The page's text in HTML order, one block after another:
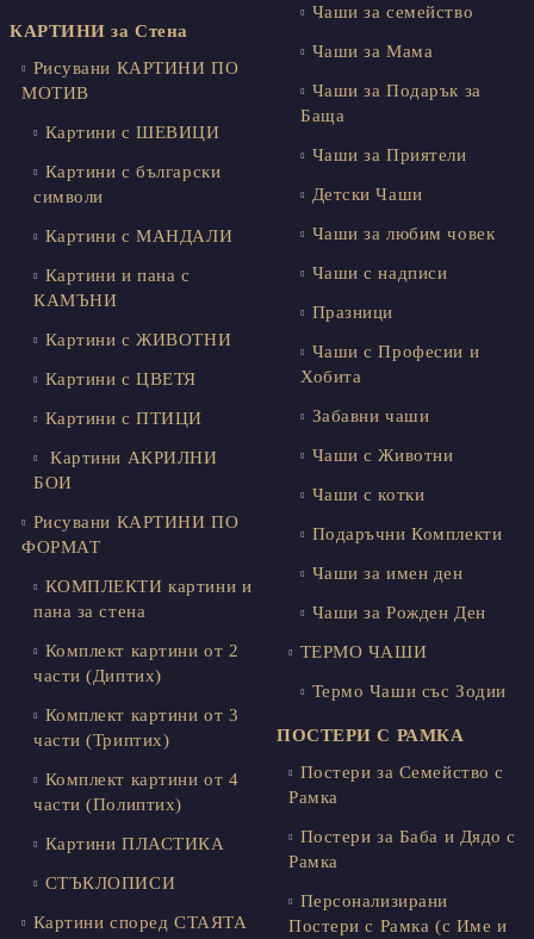
КАРТИНИ за Стена
Рисувани КАРТИНИ ПО
МОТИВ
Картини с ШЕВИЦИ
Картини с български
символи
Картини с МАНДАЛИ
Картини и пана с
КАМЪНИ
Картини с ЖИВОТНИ
Картини с ЦВЕТЯ
Картини с ПТИЦИ
Картини АКРИЛНИ
БОИ
Рисувани КАРТИНИ ПО
ФОРМАТ
КОМПЛЕКТИ картини и
пана за стена
Комплект картини от 2
части (Диптих)
Комплект картини от 3
части (Триптих)
Комплект картини от 4
части (Полиптих)
Картини ПЛАСТИКА
СТЪКЛОПИСИ
Картини според СТАЯТА
Чаши за семейство
Чаши за Мама
Чаши за Подарък за
Баща
Чаши за Приятели
Детски Чаши
Чаши за любим човек
Чаши с надписи
Празници
Чаши с Професии и
Хобита
Забавни чаши
Чаши с Животни
Чаши с котки
Подаръчни Комплекти
Чаши за имен ден
Чаши за Рожден Ден
ТЕРМО ЧАШИ
Термо Чаши със Зодии
ПОСТЕРИ С РАМКА
Постери за Семейство с
Рамка
Постери за Баба и Дядо с
Рамка
Персонализирани
Постери с Рамка (с Име и